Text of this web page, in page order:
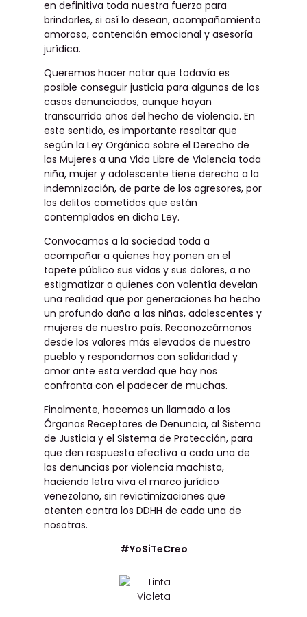
en definitiva toda nuestra fuerza para
brindarles, si así lo desean, acompañamiento
amoroso, contención emocional y asesoría
jurídica.
Queremos hacer notar que todavía es
posible conseguir justicia para algunos de los
casos denunciados, aunque hayan
transcurrido años del hecho de violencia. En
este sentido, es importante resaltar que
según la Ley Orgánica sobre el Derecho de
las Mujeres a una Vida Libre de Violencia toda
niña, mujer y adolescente tiene derecho a la
indemnización, de parte de los agresores, por
los delitos cometidos que están
contemplados en dicha Ley.
Convocamos a la sociedad toda a
acompañar a quienes hoy ponen en el
tapete público sus vidas y sus dolores, a no
estigmatizar a quienes con valentía develan
una realidad que por generaciones ha hecho
un profundo daño a las niñas, adolescentes y
mujeres de nuestro país. Reconozcámonos
desde los valores más elevados de nuestro
pueblo y respondamos con solidaridad y
amor ante esta verdad que hoy nos
confronta con el padecer de muchas.
Finalmente, hacemos un llamado a los
Órganos Receptores de Denuncia, al Sistema
de Justicia y el Sistema de Protección, para
que den respuesta efectiva a cada una de
las denuncias por violencia machista,
haciendo letra viva el marco jurídico
venezolano, sin revictimizaciones que
atenten contra los DDHH de cada una de
nosotras.
#YoSiTeCreo